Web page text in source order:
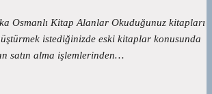
Osmanlı Kitap Alanlar Okuduğunuz kitapları
istediğinizde eski kitaplar konusunda
satın alma işlemlerinden…